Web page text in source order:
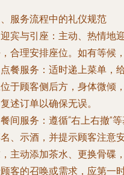
服务流程中的礼仪规范
迎宾与引座 ：主动、热情地
合理安排座位。如有等候
点餐服务 ：适时递上菜单，
于顾客侧后方，身体微倾
述订单以确保无误。
餐间服务 ：遵循“右上右撤”
、示酒，并提示顾客注意
主动添加茶水、更换骨碟
客的召唤或需求，应第一时